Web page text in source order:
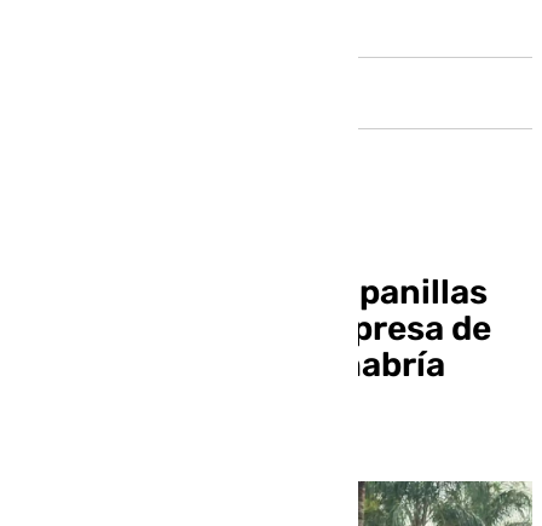
De la Torre visita Campanillas
tras la DANA: «Sin la presa de
Casasola el agua no habría